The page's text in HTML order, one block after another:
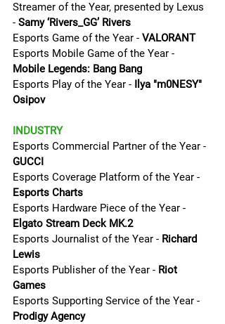
Streamer of the Year, presented by Lexus
- Samy ‘Rivers_GG’ Rivers
Esports Game of the Year - VALORANT
Esports Mobile Game of the Year -
Mobile Legends: Bang Bang
Esports Play of the Year - Ilya "m0NESY"
Osipov
INDUSTRY
Esports Commercial Partner of the Year -
GUCCI
Esports Coverage Platform of the Year -
Esports Charts
Esports Hardware Piece of the Year -
Elgato Stream Deck MK.2
Esports Journalist of the Year - Richard
Lewis
Esports Publisher of the Year - Riot
Games
Esports Supporting Service of the Year -
Prodigy Agency